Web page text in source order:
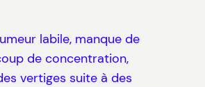
labile, manque de
de concentration,
vertiges suite à des